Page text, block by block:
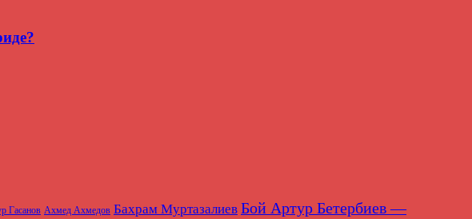
Гасанов Ахмед Ахмедов Бахрам Муртазалиев Бой Артур Бетербиев —